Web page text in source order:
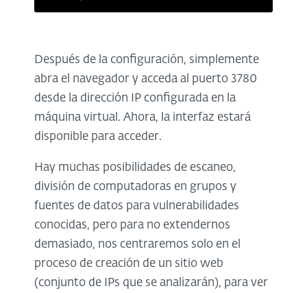
Después de la configuración, simplemente
abra el navegador y acceda al puerto 3780
desde la dirección IP configurada en la
máquina virtual. Ahora, la interfaz estará
disponible para acceder.
Hay muchas posibilidades de escaneo,
división de computadoras en grupos y
fuentes de datos para vulnerabilidades
conocidas, pero para no extendernos
demasiado, nos centraremos solo en el
proceso de creación de un sitio web
(conjunto de IPs que se analizarán), para ver